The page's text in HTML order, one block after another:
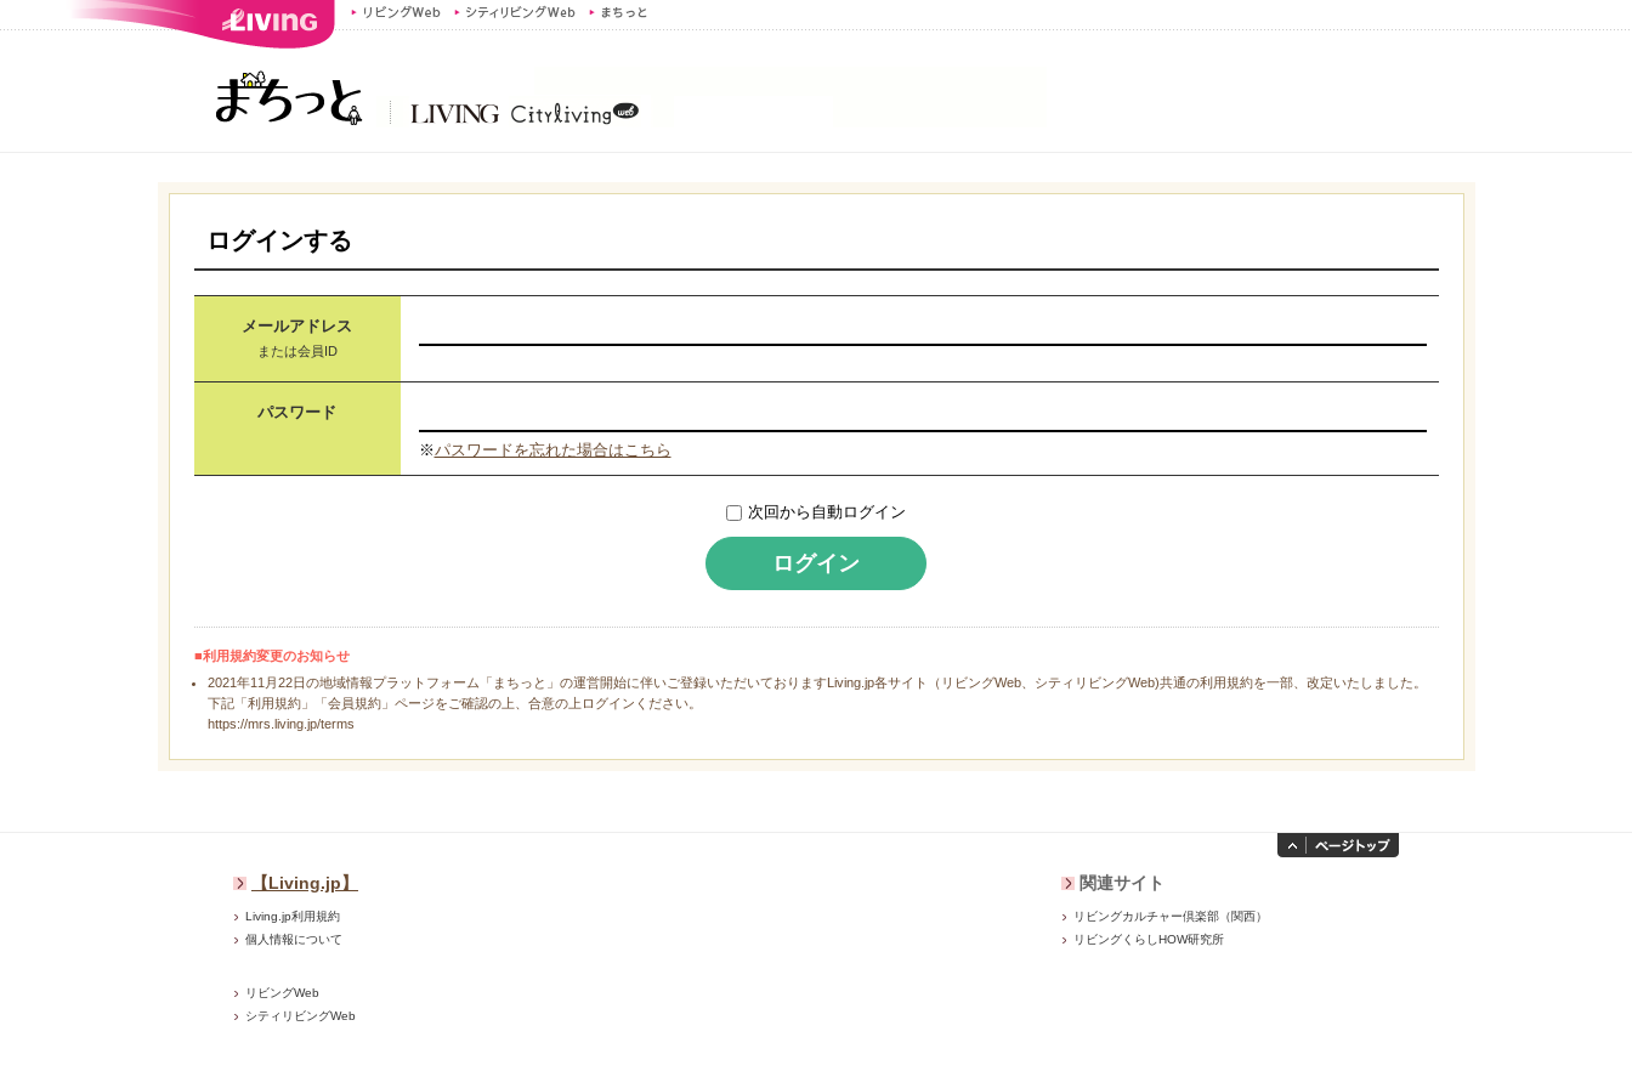
ログインする
メールアドレス
または会員ID
パスワード
※パスワードを忘れた場合はこちら
次回から自動ログイン
ログイン
■利用規約変更のお知らせ
2021年11月22日の地域情報プラットフォーム「まちっと」の運営開始に伴いご登録いただいておりますLiving.jp各サイト（リビングWeb、シティリビングWeb)共通の利用規約を一部、改定いたしました。
下記「利用規約」「会員規約」ページをご確認の上、合意の上ログインください。
https://mrs.living.jp/terms
【Living.jp】
Living.jp利用規約
個人情報について
リビングWeb
シティリビングWeb
関連サイト
リビングカルチャー倶楽部（関西）
リビングくらしHOW研究所